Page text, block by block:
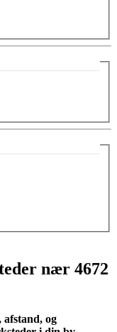
nær 4672
og